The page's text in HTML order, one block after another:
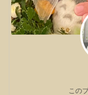
この